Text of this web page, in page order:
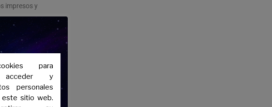
impresos y
y cortesía
información
verbal.
a la
para
acceder y
personales
este sitio web.